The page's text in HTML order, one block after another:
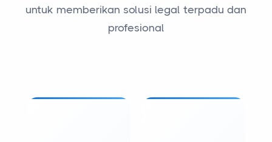
untuk memberikan solusi legal terpadu dan
profesional